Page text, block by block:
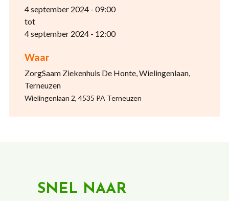
4 september 2024 - 09:00
tot
4 september 2024 - 12:00
Waar
ZorgSaam Ziekenhuis De Honte, Wielingenlaan,
Terneuzen
Wielingenlaan 2, 4535 PA Terneuzen
SNEL NAAR